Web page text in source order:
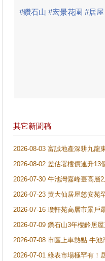
#鑽石山 #宏景花園 #居屋
其它新聞稿
2026-08-03 富誠地產深耕九
2026-08-02 差估署樓價連升
2026-07-30 牛池灣嘉峰臺高層
2026-07-23 黄大仙居屋慈安苑
2026-07-16 瓊軒苑高層市景戶
2026-07-09 鑽石山3年樓齡居
2026-07-08 市區上車熱點 牛
2026-07-01 綠表市場極罕有！